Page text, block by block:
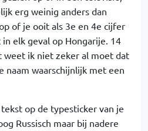
erg weinig anders dan
of je ooit als 3e en 4e cijfer
elk geval op Hongarije. 14
weet ik niet zeker al moet dat
naam waarschijnlijk met een
op de typesticker van je
Russisch maar bij nadere